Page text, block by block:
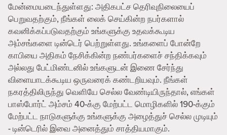
மேன்மையடைந்துள்ளது: அதிகபட்ச தெரிவுநிலையைப்
பெறுவதற்கும், நீங்கள் லைக் செய்கின்ற நபர்களால்
கவனிக்கப்படுவதற்கும் உங்களுக்கு உதவக்கூடிய
அம்சங்களை டின்டெர் பெற்றுள்ளது. உங்களைப் போன்றே
காபியை அதிகம் நேசிக்கின்ற நண்பர்களைச் சந்திக்கவும்
அல்லது பேட்மிண்டனில் உங்களுடன் இணை சேர்ந்து
விளையாடக்கூடிய ஒருவரைக் கண்டறியவும். நீங்கள்
நகரத்திலிருந்து வெளியே செல்ல வேண்டியிருந்தால், எங்கள்
பாஸ்போர்ட் அம்சம் 40-க்கு மேற்பட்ட மொழிகளில் 190-க்கும்
மேற்பட்ட நாடுகளுக்கு உங்களுக்கு அழைத்துச் செல்ல முடியும்
- டின்டெரில் இவை அனைத்தும் சாத்தியமாகும்.